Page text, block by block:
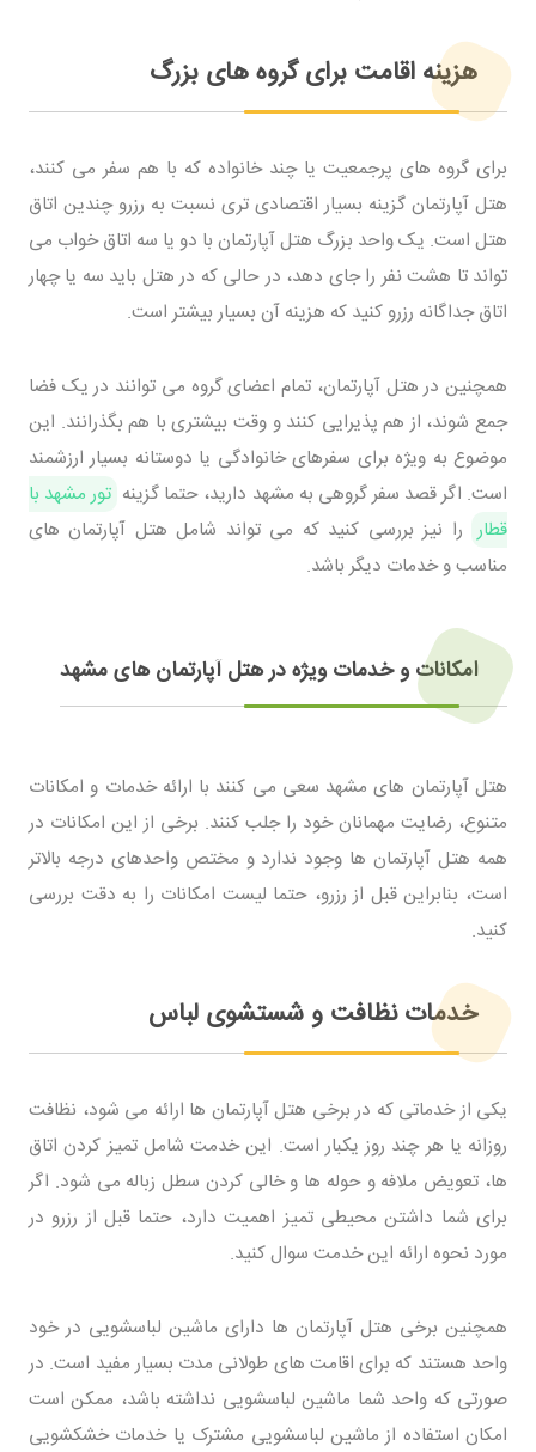
هزینه اقامت برای گروه های بزرگ
برای گروه های پرجمعیت یا چند خانواده که با هم سفر می کنند،
هتل آپارتمان گزینه بسیار اقتصادی تری نسبت به رزرو چندین اتاق
هتل است. یک واحد بزرگ هتل آپارتمان با دو یا سه اتاق خواب می
تواند تا هشت نفر را جای دهد، در حالی که در هتل باید سه یا چهار
اتاق جداگانه رزرو کنید که هزینه آن بسیار بیشتر است.
همچنین در هتل آپارتمان، تمام اعضای گروه می توانند در یک فضا
جمع شوند، از هم پذیرایی کنند و وقت بیشتری با هم بگذرانند. این
موضوع به ویژه برای سفرهای خانوادگی یا دوستانه بسیار ارزشمند
است. اگر قصد سفر گروهی به مشهد دارید، حتما گزینه تور مشهد با
قطار را نیز بررسی کنید که می تواند شامل هتل آپارتمان های
مناسب و خدمات دیگر باشد.
امکانات و خدمات ویژه در هتل آپارتمان های مشهد
هتل آپارتمان های مشهد سعی می کنند با ارائه خدمات و امکانات
متنوع، رضایت مهمانان خود را جلب کنند. برخی از این امکانات در
همه هتل آپارتمان ها وجود ندارد و مختص واحدهای درجه بالاتر
است، بنابراین قبل از رزرو، حتما لیست امکانات را به دقت بررسی
کنید.
خدمات نظافت و شستشوی لباس
یکی از خدماتی که در برخی هتل آپارتمان ها ارائه می شود، نظافت
روزانه یا هر چند روز یکبار است. این خدمت شامل تمیز کردن اتاق
ها، تعویض ملافه و حوله ها و خالی کردن سطل زباله می شود. اگر
برای شما داشتن محیطی تمیز اهمیت دارد، حتما قبل از رزرو در
مورد نحوه ارائه این خدمت سوال کنید.
همچنین برخی هتل آپارتمان ها دارای ماشین لباسشویی در خود
واحد هستند که برای اقامت های طولانی مدت بسیار مفید است. در
صورتی که واحد شما ماشین لباسشویی نداشته باشد، ممکن است
امکان استفاده از ماشین لباسشویی مشترک یا خدمات خشکشویی